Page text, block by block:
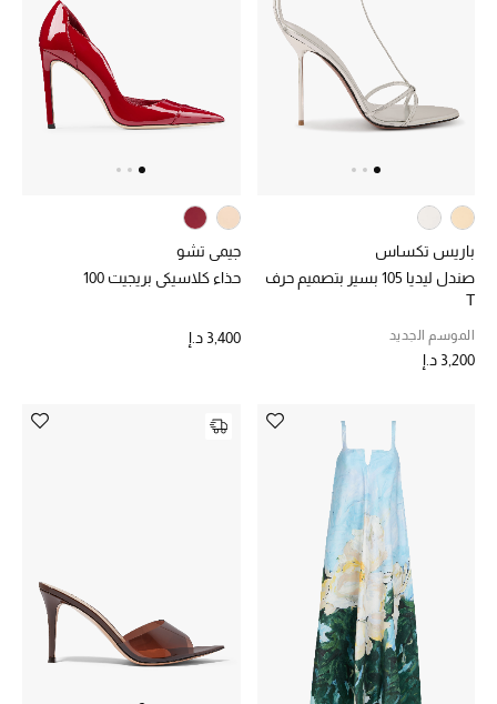
الجمال
توتيمي
تعكس توتيمي فن الأناقة السهلة بقطع أساسية راقية
مصممة لتدوم وتتجاوز صيحات الموسم
باريس تكساس
صندل ليديا 105 بسير بتصميم حرف
T
الموسم الجديد
3,200 د.إ
جيمي تشو
حذاء كلاسيكي بريجيت 100
3,400 د.إ